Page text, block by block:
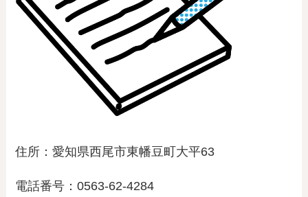
住所：愛知県西尾市東幡豆町大平63
電話番号：0563-62-4284